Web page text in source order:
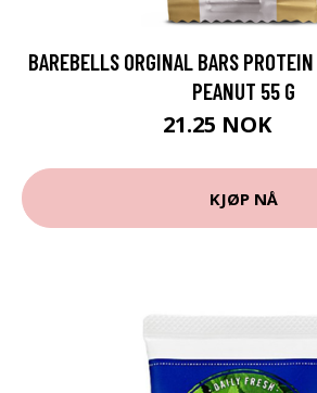
BAREBELLS ORGINAL BARS
PEANUT 55 G
21.25 NOK
KJØP NÅ